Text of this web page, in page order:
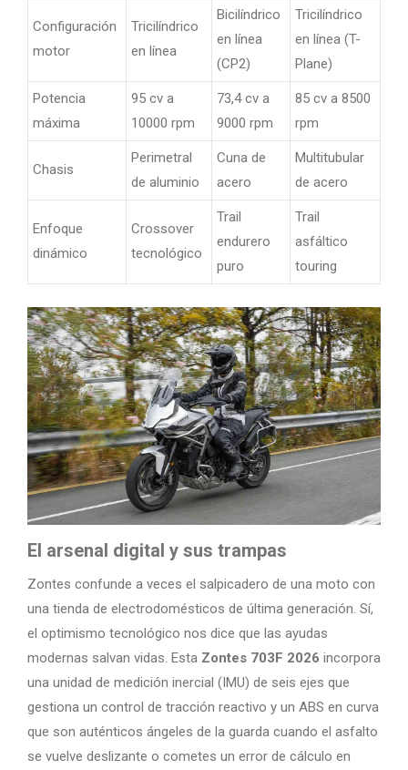
Configuración
motor
Tricilíndrico
en línea
Bicilíndrico
en línea
(CP2)
Tricilíndrico
en línea (T-
Plane)
Potencia
máxima
95 cv a
10000 rpm
73,4 cv a
9000 rpm
85 cv a 8500
rpm
Chasis
Perimetral
de aluminio
Cuna de
acero
Multitubular
de acero
Enfoque
dinámico
Crossover
tecnológico
Trail
endurero
puro
Trail
asfáltico
touring
El arsenal digital y sus trampas
Zontes confunde a veces el salpicadero de una moto con
una tienda de electrodomésticos de última generación. Sí,
el optimismo tecnológico nos dice que las ayudas
modernas salvan vidas. Esta Zontes 703F 2026 incorpora
una unidad de medición inercial (IMU) de seis ejes que
gestiona un control de tracción reactivo y un ABS en curva
que son auténticos ángeles de la guarda cuando el asfalto
se vuelve deslizante o cometes un error de cálculo en